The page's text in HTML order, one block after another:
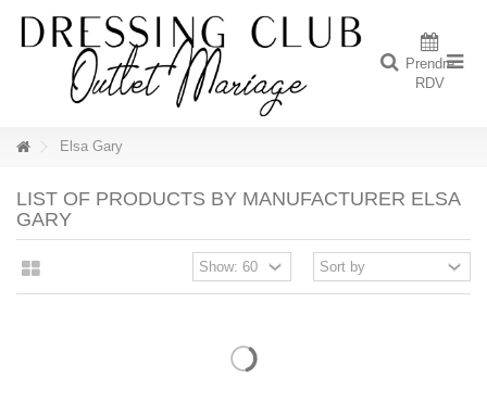
Prendre
RDV
Elsa Gary
LIST OF PRODUCTS BY MANUFACTURER ELSA
GARY